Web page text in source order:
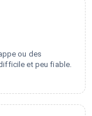
ou des
et peu fiable.